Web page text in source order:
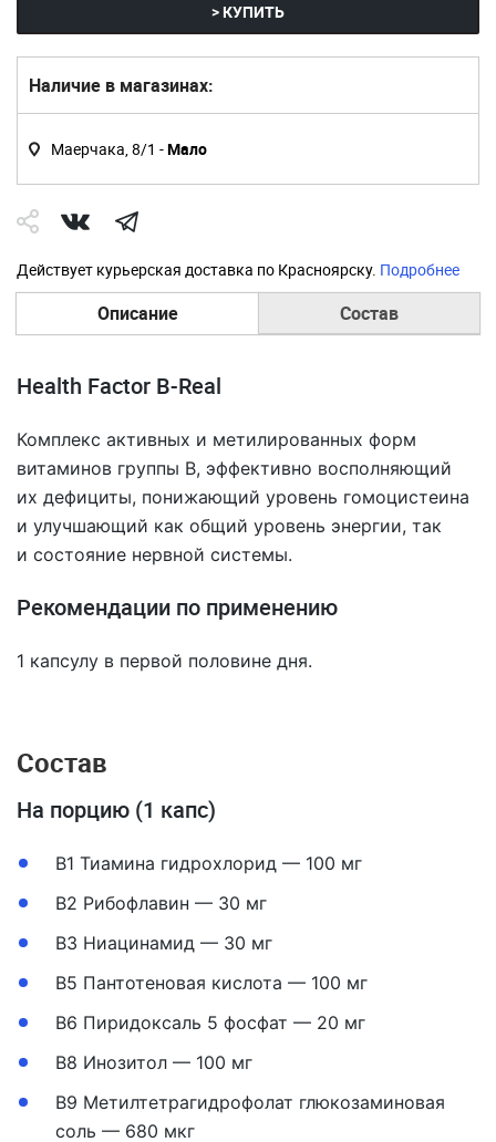
> КУПИТЬ
Наличие в магазинах:
Маерчака, 8/1 -Мало
Действует курьерская доставка по Красноярску. Подробнее
Описание Состав
Health Factor B-Real
Комплекс активных и метилированных форм
витаминов группы B, эффективно восполняющий
их дефициты, понижающий уровень гомоцистеина
и улучшающий как общий уровень энергии, так
и состояние нервной системы.
Рекомендации по применению
1 капсулу в первой половине дня.
Состав
На порцию (1 капс)
B1 Тиамина гидрохлорид — 100 мг
B2 Рибофлавин — 30 мг
B3 Ниацинамид — 30 мг
B5 Пантотеновая кислота — 100 мг
B6 Пиридоксаль 5 фосфат — 20 мг
B8 Инозитол — 100 мг
B9 Метилтетрагидрофолат глюкозаминовая
соль — 680 мкг